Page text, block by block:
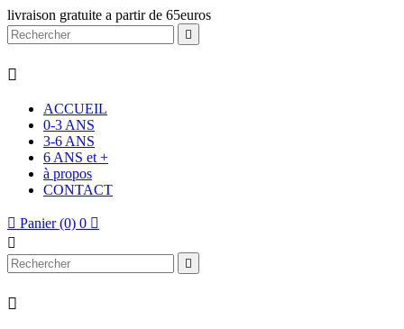
livraison gratuite a partir de 65euros


ACCUEIL
0-3 ANS
3-6 ANS
6 ANS et +
à propos
CONTACT
 Panier (0) 0 


